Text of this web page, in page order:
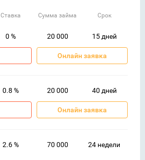
Ставка Сумма займа Срок
0 % 20 000 15 дней
Онлайн заявка
0.8 % 20 000 40 дней
Онлайн заявка
2.6 % 70 000 24 недели